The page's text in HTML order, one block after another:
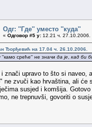
Одг: ''Где'' уместо ''куда''
« Одговор #5 у: 12.21 ч. 27.10.2006.
Ђорђевић на 17.04 ч. 26.10.2006.
''камо среће'' не значи да је кад би
znači upravo to što si naveo,
ne zvuči kao hrvaština, ali će
susjed i komšija.
ne trepnuvši, govoriti o